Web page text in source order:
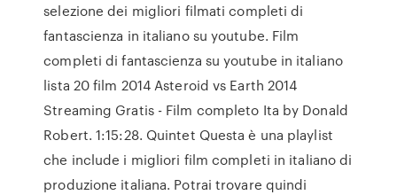
selezione dei migliori filmati completi di
fantascienza in italiano su youtube. Film
completi di fantascienza su youtube in italiano
lista 20 film 2014 Asteroid vs Earth 2014
Streaming Gratis - Film completo Ita by Donald
Robert. 1:15:28. Quintet Questa è una playlist
che include i migliori film completi in italiano di
produzione italiana. Potrai trovare quindi